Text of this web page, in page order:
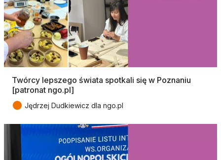
Twórcy lepszego świata spotkali się w Poznaniu
[patronat ngo.pl]
● Jędrzej Dudkiewicz dla ngo.pl